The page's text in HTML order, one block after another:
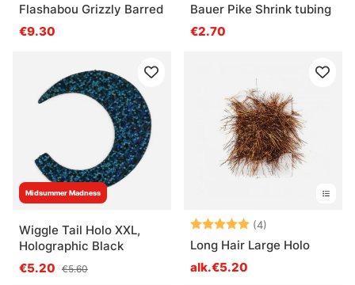
Flashabou Grizzly Barred
€9.30
Bauer Pike Shrink tubing
€2.70
Midsummer Madness
Wiggle Tail Holo XXL,
Holographic Black
€5.20 €5.60
Arvio: (4)
Long Hair Large Holo
alk.€5.20